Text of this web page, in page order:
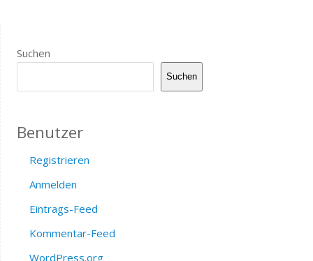
Suchen
Suchen
Benutzer
Registrieren
Anmelden
Eintrags-Feed
Kommentar-Feed
WordPress.org